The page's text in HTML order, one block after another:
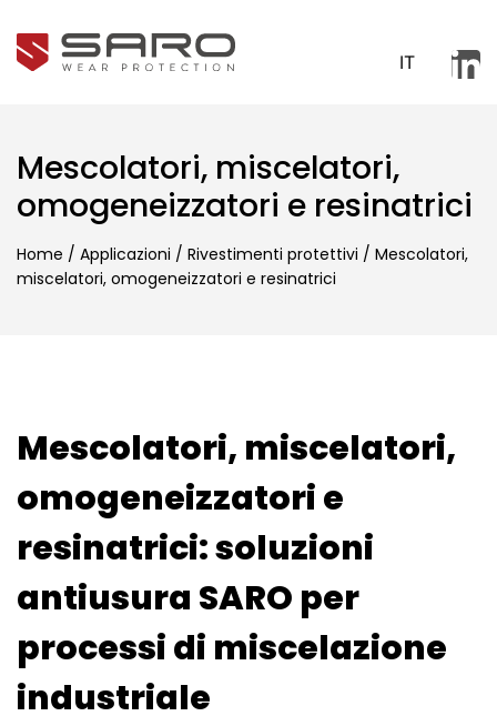
IT
Mescolatori, miscelatori,
omogeneizzatori e resinatrici
Home / Applicazioni / Rivestimenti protettivi / Mescolatori,
miscelatori, omogeneizzatori e resinatrici
Mescolatori, miscelatori,
omogeneizzatori e
resinatrici: soluzioni
antiusura SARO per
processi di miscelazione
industriale